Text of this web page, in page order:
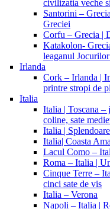
civilizatia veche
Santorini –
Greciei
Corfu – Grecia |
Katakolon-
leaganul
Irlanda
Cork – Irlanda |
printre stropi de
Italia
Italia | Toscana –
coline, sate
Italia |
Italia| Coasta
Lacul Como –
Roma – Italia |
Cinque Terre –
cinci sate de vis
Italia – Verona
Napoli – Italia |